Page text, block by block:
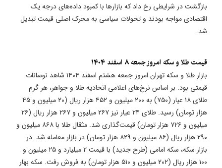
بازگشت در شرایطی رخ داد که بازارها با کمبود داده‌های درجه یک
اقتصادی مواجه بودند و تحولات سیاسی به محرک اصلی قیمت تبدیل
شد.
قیمت طلا و سکه امروز جمعه ۸ اسفند ۱۴۰۴
بازار طلا و سکه تهران امروز جمعه هشتم اسفند ۱۴۰۴ شاهد نوسانات
قیمتی بود. بر اساس نرخ‌های اعلامی اتحادیه طلا و جواهر، هر گرم
طلای ۱۸ عیار (۷۵۰) به ۲۰۰ میلیون و ۴۵۲ هزار ریال (۲۰ میلیون و ۴۵
هزار تومان) رسید. طلای ۲۴ عیار نیز ۲۶۷ میلیون و ۲۶۷ هزار ریال (۲۶
میلیون و ۷۲۶ هزار تومان) قیمت‌گذاری شد. مثقال طلا با ۸۶۸ میلیون و
۲۹۰ هزار ریال (۸۶ میلیون و ۸۲۹ هزار تومان) در بازار معامله شد. در
بازار سکه، سکه امامی (طرح جدید) با قیمت ۲ میلیارد و ۲۵ میلیون و
۱۰۰ هزار ریال (۲۰۲ میلیون و ۵۱۰ هزار تومان) به فروش رفت. سکه بهار